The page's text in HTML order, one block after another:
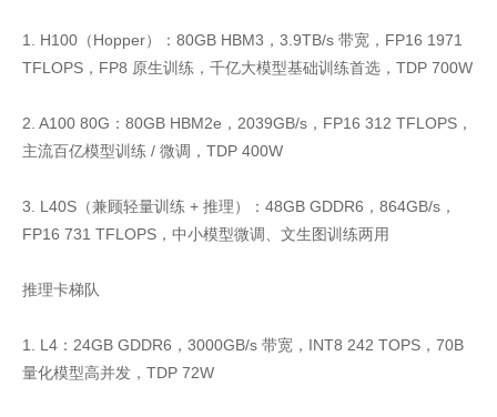
1. H100（Hopper）：80GB HBM3，3.9TB/s 带宽，FP16 1971
TFLOPS，FP8 原生训练，千亿大模型基础训练首选，TDP 700W
2. A100 80G：80GB HBM2e，2039GB/s，FP16 312 TFLOPS，
主流百亿模型训练 / 微调，TDP 400W
3. L40S（兼顾轻量训练 + 推理）：48GB GDDR6，864GB/s，
FP16 731 TFLOPS，中小模型微调、文生图训练两用
推理卡梯队
1. L4：24GB GDDR6，3000GB/s 带宽，INT8 242 TOPS，70B
量化模型高并发，TDP 72W